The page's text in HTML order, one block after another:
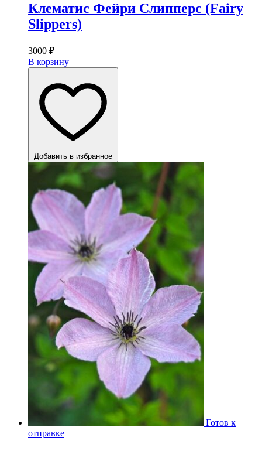
Клематис Фейри Слипперс (Fairy
Slippers)
3000 ₽
В корзину
Добавить в избранное
Готов к
отправке